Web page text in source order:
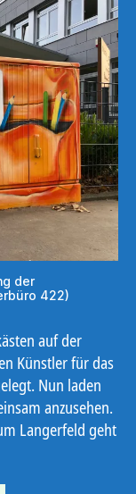
der
422)
auf der
Künstler für das
Nun laden
anzusehen.
Langerfeld geht